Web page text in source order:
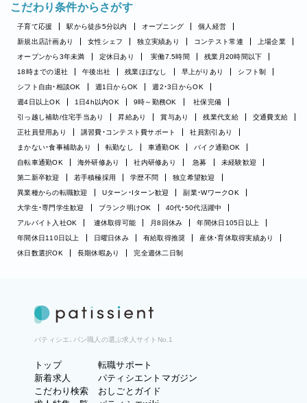
こだわり条件からさがす
子育て応援 駅から徒歩5分以内 オープニング
個人経営
新規出店計画あり
女性シェフ 独立実績あり コンテスト常連
上場企業
オープンから3年未満
定休日あり 実働7.5時間
残業月20時間以下
18時までの退社
午後出社 残業ほぼなし 早上がりあり
シフト制
シフト自由・相談OK
週1日からOK
週2・3日からOK
週4日以上OK
1日4h以内OK 9時～勤務OK
社保完備
引っ越し補助/住宅手当あり
昇給あり 賞与あり 残業代支給
交通費支給
正社員登用あり
講習費・コンテスト費サポート
社員割引あり
まかない・食事補助あり
転勤なし 車通勤OK
バイク通勤OK
自転車通勤OK
海外研修あり 社内研修あり 急募
未経験歓迎
第二新卒歓迎
若手積極採用 学歴不問
独立希望歓迎
異業種からの転職歓迎
Uターン・Iターン歓迎
副業・WワークOK
大学生・専門学生歓迎
ブランク明けOK
40代・50代活躍中
アルバイト入社OK
連休取得可能 月8回休み
年間休日105日以上
年間休日110日以上
日曜日休み 有給取得推奨
産休・育休取得実績あり
休日数選択OK
長期休暇あり 完全週休二日制
パティシエ、パン職人の選ぶ求人サイトNo.1
トップ
新着求人
こだわり検索
転職サポート
パティシエントマガジン
おしごとガイド